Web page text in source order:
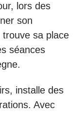
lors des
son
sa place
séances
installe des
Avec